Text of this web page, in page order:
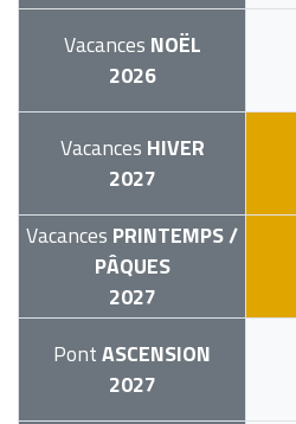
Vacances NOËL
2026
Vacances HIVER
2027
Vacances PRINTEMPS /
PÂQUES
2027
PontASCENSION
2027